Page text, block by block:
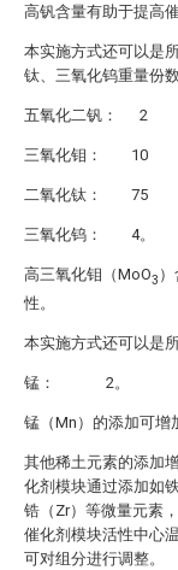
高钒含量有助于提高催
本实施方式还可以是
钛、三氧化钨重量份
五氧化二钒： 2
三氧化钼： 10
二氧化钛： 75
三氧化钨： 4。
高三氧化钼（MoO3
性。
本实施方式还可以是
锰： 2。
锰（Mn）的添加可增
其他稀土元素的添加
化剂模块通过添加如
锆（Zr）等微量元素
催化剂模块活性中心
可对组分进行调整。